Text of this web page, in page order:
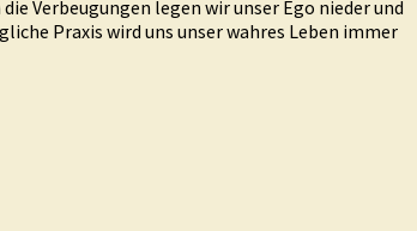
Verbeugungen legen wir unser Ego nieder und
Praxis wird uns unser wahres Leben immer